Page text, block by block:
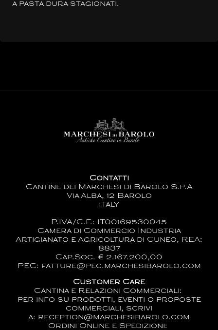
a pasta dura stagionati.
Contatti
Cantine dei Marchesi di Barolo S.p.A
Via Alba, 12 Barolo
ITaly
P.IVA/C.F.: IT00169530045
Camera di Commercio Industria
Artigianato e Agricoltura di Cuneo, REA:
8837
Cap.Soc. € 2.167.200,00
PEC: fatture@pec.marchesibarolo.com
Customer Care
Cantina e Relazioni Commerciali:
per info su prodotti, eventi o proposte
commerciali, scrivi
a: reception@marchesibarolo.com
Ordini Online e Spedizioni: